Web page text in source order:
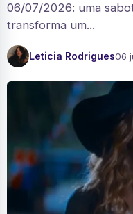
06/07/2026: uma
transforma um...
Leticia Rodrigues06